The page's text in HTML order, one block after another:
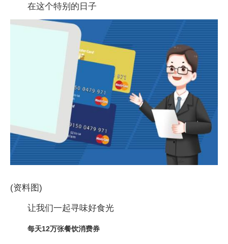
在这个特别的日子
(资料图)
让我们一起寻味好食光
每天12万张餐饮消费券